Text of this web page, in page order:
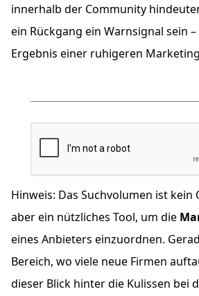
innerhalb der Community
ein Rückgang ein Warnsignal sein
Ergebnis einer ruhigeren
Hinweis: Das Suchvolumen ist
aber ein nützliches Tool, um die
eines Anbieters einzuordnen.
Bereich, wo viele neue Firmen
dieser Blick hinter die Kulissen bei